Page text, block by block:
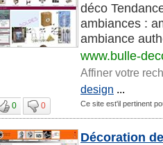
déco
ambiances :
ambiance
www.bulle-
Affiner votre
design ...
0 0 Ce site est'il pertinent
Décoration